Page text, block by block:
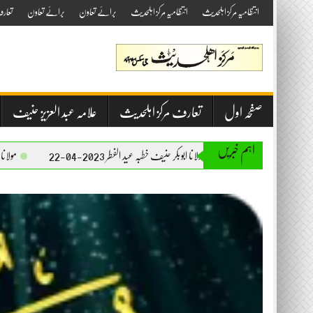
Skip
to
content
انتظامیہ مرکز اہلحدیث انتظامیہ مرکز اہلحدیث برائے تعاون برائے تعاون
صفحہ اول تعارف مرکز اہلحدیث علامہ عبد العزیز حنیف
اہم خبریں
مولانا ابوبکر حنیف خطبہ عید الفطر 2023-04-22 مولانا ابوبکر حنیف خطبہ جمعۃ